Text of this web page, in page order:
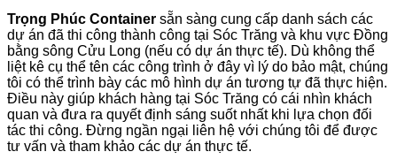
Trọng Phúc Container sẵn sàng cung cấp danh sách các
dự án đã thi công thành công tại Sóc Trăng và khu vực Đồng
bằng sông Cửu Long (nếu có dự án thực tế). Dù không thể
liệt kê cụ thể tên các công trình ở đây vì lý do bảo mật, chúng
tôi có thể trình bày các mô hình dự án tương tự đã thực hiện.
Điều này giúp khách hàng tại Sóc Trăng có cái nhìn khách
quan và đưa ra quyết định sáng suốt nhất khi lựa chọn đối
tác thi công. Đừng ngần ngại liên hệ với chúng tôi để được
tư vấn và tham khảo các dự án thực tế.